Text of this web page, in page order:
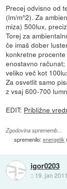
Precej odvisno od
(lm/m^2). Za
miza) 500lux,
Torej za
če imaš dober
konkretne
enostavno
veliko več kot
Za osvetlit samo
z vsaj 600-700
EDIT: Približne
Zgodovina sprememb…
spremenilo:energetik (
igor0203
:: 19. jan